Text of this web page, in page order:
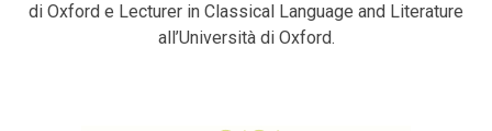
di Oxford e Lecturer in Classical Language and Literature
all’Università di Oxford.